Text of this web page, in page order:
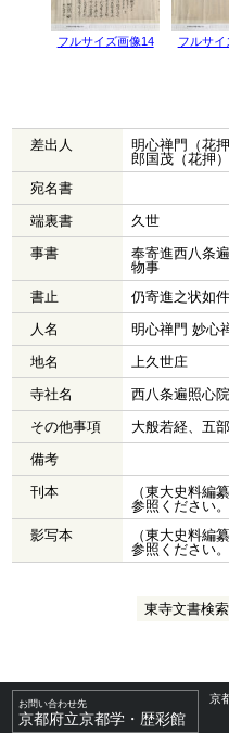
フルサイズ画像14 フルサイ
差出人
明心禅門（花
郎国茂（花押）
宛名書
端裏書
久世
事書
奉寄進西八条
物事
書止
仍寄進之状如件
人名
明心禅門 妙心
地名
上久世庄
寺社名
西八条遍照心院
その他事項
大般若経、五
備考
刊本
（東大史料編
参照ください。
影写本
（東大史料編
参照ください。
東寺文書検
お問い合わせ先
京都府立京都学・歴彩館
京